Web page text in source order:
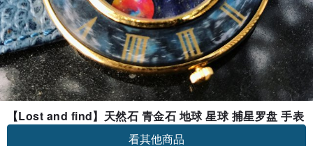
【Lost and find】天然石 青金石 地球 星球 捕星罗盘 手表
看其他商品